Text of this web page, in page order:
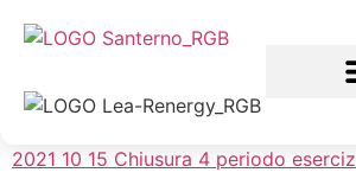
2021 10 15 Chiusura 4 periodo